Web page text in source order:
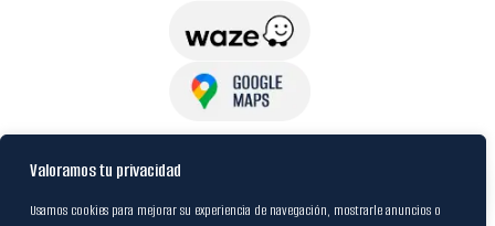
Valoramos tu privacidad
Usamos cookies para mejorar su experiencia de navegación, mostrarle anuncios o
USuarios